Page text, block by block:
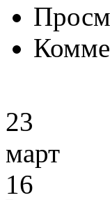
23
март
16